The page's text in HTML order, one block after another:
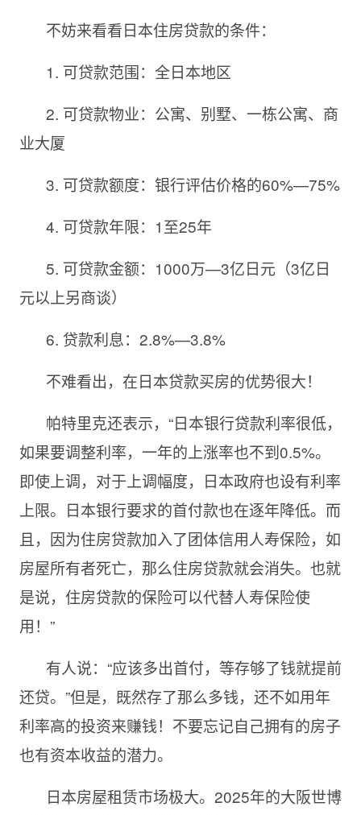
不妨来看看日本住房贷款的条件：
1. 可贷款范围：全日本地区
2. 可贷款物业：公寓、别墅、一栋公寓、商
业大厦
3. 可贷款额度：银行评估价格的60%—75%
4. 可贷款年限：1至25年
5. 可贷款金额：1000万—3亿日元（3亿日
元以上另商谈）
6. 贷款利息：2.8%—3.8%
不难看出，在日本贷款买房的优势很大！
帕特里克还表示，“日本银行贷款利率很低，
如果要调整利率，一年的上涨率也不到0.5%。
即使上调，对于上调幅度，日本政府也设有利率
上限。日本银行要求的首付款也在逐年降低。而
且，因为住房贷款加入了团体信用人寿保险，如
房屋所有者死亡，那么住房贷款就会消失。也就
是说，住房贷款的保险可以代替人寿保险使
用！”
有人说：“应该多出首付，等存够了钱就提前
还贷。”但是，既然存了那么多钱，还不如用年
利率高的投资来赚钱！不要忘记自己拥有的房子
也有资本收益的潜力。
日本房屋租赁市场极大。2025年的大阪世博